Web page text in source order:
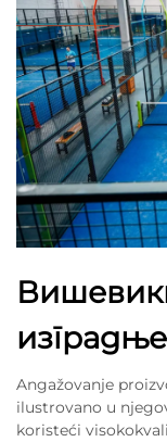
изградње
Angažovanje
ilustrovano u
koristeći